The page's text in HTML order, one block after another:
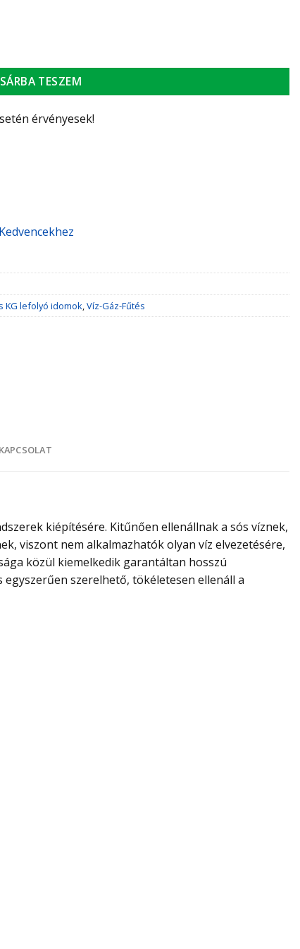
TESZEM
érvényesek!
Kedvencekhez
KG lefolyó idomok Víz-Gáz-Fűtés
KAPCSOLAT
kiépítésére. Kitűnően ellenállnak a sós víznek,
viszont nem alkalmazhatók olyan víz elvezetésére,
közül kiemelkedik garantáltan hosszú
szerelhető, tökéletesen ellenáll a